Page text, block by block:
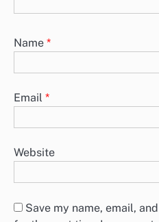
Name *
Email *
Website
Save my name, email,